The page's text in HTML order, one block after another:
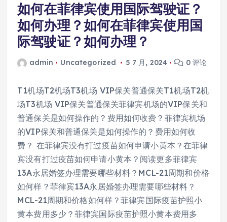
如何在菲律宾使用国际驾驶证？
如何办理？如何在菲律宾使用国
际驾驶证？如何办理？
admin Uncategorized 5 7 月, 2024 0 评论
T1机场T2机场T3机场 VIP保关普通保关T1机场T2机
场T3机场 VIP保关普通保关菲律宾机场的VIP保关和
普通保关是如何操作的？费用如何收费？菲律宾机场
的VIP保关和普通保关是如何操作的？费用如何收
费？ 在菲律宾没有打过疫苗如何申请小黄本？在菲律
宾没有打过疫苗如何申请小黄本？阅读更多菲律宾
13A永居婚签办理需要哪些材料？MCL-21周期和价格
如何样？菲律宾13A永居婚签办理需要哪些材料？
MCL-21周期和价格如何样？菲律宾国际疫苗护照小
黄本费用多少？菲律宾国际疫苗护照小黄本费用多